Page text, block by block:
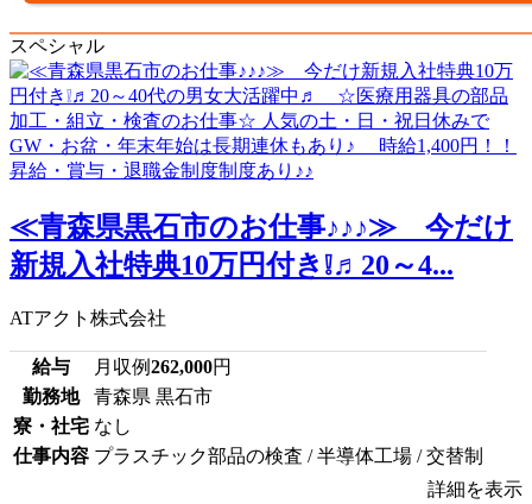
スペシャル
≪青森県黒石市のお仕事♪♪♪≫ 今だけ
新規入社特典10万円付き❕♬20～4...
ATアクト株式会社
給与 月収例262,000円
勤務地
青森県 黒石市
寮・社宅 なし
仕事内容 プラスチック部品の検査 / 半導体工場 / 交替制
詳細を表示